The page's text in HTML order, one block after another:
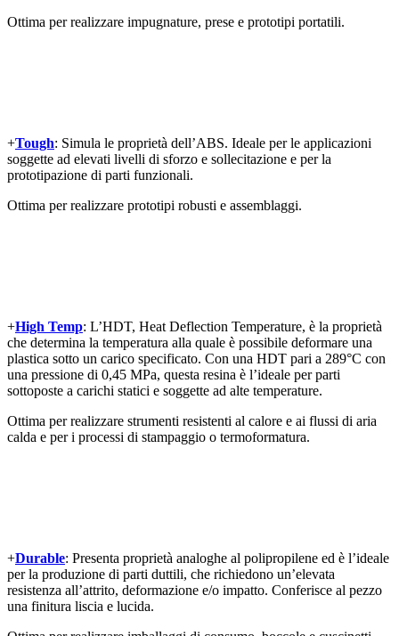
Ottima per realizzare impugnature, prese e prototipi portatili.
+Tough: Simula le proprietà dell’ABS. Ideale per le applicazioni
soggette ad elevati livelli di sforzo e sollecitazione e per la
prototipazione di parti funzionali.
Ottima per realizzare prototipi robusti e assemblaggi.
+High Temp: L’HDT, Heat Deflection Temperature, è la proprietà
che determina la temperatura alla quale è possibile deformare una
plastica sotto un carico specificato. Con una HDT pari a 289°C con
una pressione di 0,45 MPa, questa resina è l’ideale per parti
sottoposte a carichi statici e soggette ad alte temperature.
Ottima per realizzare strumenti resistenti al calore e ai flussi di aria
calda e per i processi di stampaggio o termoformatura.
+Durable: Presenta proprietà analoghe al polipropilene ed è l’ideale
per la produzione di parti duttili, che richiedono un’elevata
resistenza all’attrito, deformazione e/o impatto. Conferisce al pezzo
una finitura liscia e lucida.